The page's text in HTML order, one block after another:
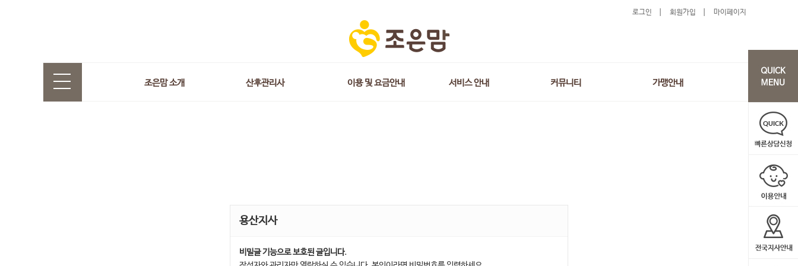
로그인 회원가입 마이페이지
조은맘 소개 산후관리사 이용 및 요금안내 서비스 안내 커뮤니티 가맹안내
용산지사
비밀글 기능으로 보호된 글입니다.